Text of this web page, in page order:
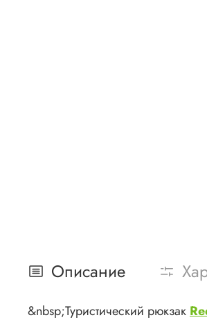
Описание
&nbsp;Туристический рюкзак